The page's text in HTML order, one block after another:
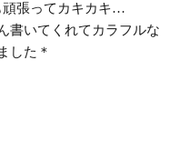
頑張ってカキカキ…
書いてくれてカラフルな
した＊